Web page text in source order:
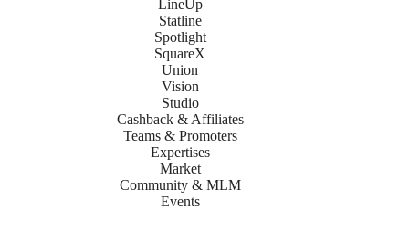
LineUp
Statline
Spotlight
SquareX
Union
Vision
Studio
Cashback & Affiliates
Teams & Promoters
Expertises
Market
Community & MLM
Events